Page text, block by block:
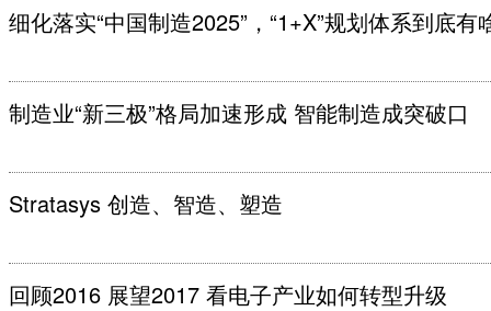
细化落实“中国制造2025”，“1+X”规划体系到底有
制造业“新三极”格局加速形成 智能制造成突破口
Stratasys 创造、智造、塑造
回顾2016 展望2017 看电子产业如何转型升级